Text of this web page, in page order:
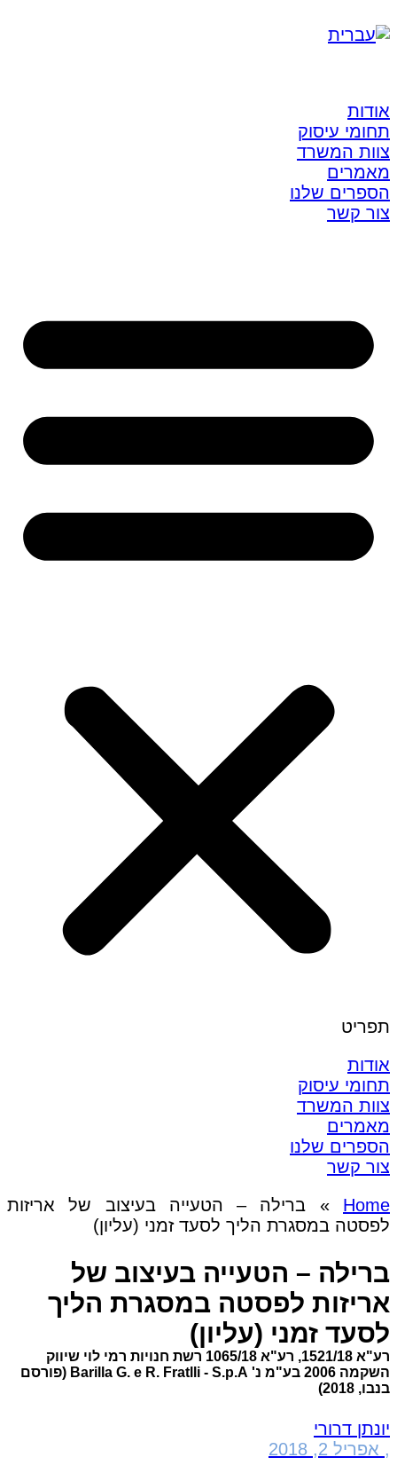
אודות
תחומי עיסוק
צוות המשרד
מאמרים
הספרים שלנו
צור קשר
תפריט
אודות
תחומי עיסוק
צוות המשרד
מאמרים
הספרים שלנו
צור קשר
Home
» ברילה – הטעייה בעיצוב של אריזות
לפסטה במסגרת הליך לסעד זמני (עליון)
ברילה – הטעייה בעיצוב של
אריזות לפסטה במסגרת הליך
לסעד זמני (עליון)
רע"א 1521/18, רע"א 1065/18 רשת חנויות רמי לוי שיווק
השקמה 2006 בע"מ נ' Barilla G. e R. Fratlli - S.p.A (פורסם
בנבו, 2018)
יונתן דרורי
, אפריל 2, 2018